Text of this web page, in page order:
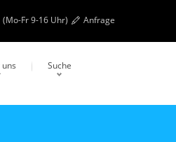
(Mo-Fr 9-16 Uhr) Anfrage
Suche